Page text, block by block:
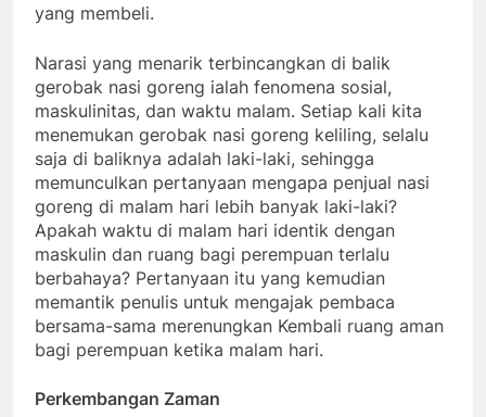
yang membeli.
Narasi yang menarik terbincangkan di balik
gerobak nasi goreng ialah fenomena sosial,
maskulinitas, dan waktu malam. Setiap kali kita
menemukan gerobak nasi goreng keliling, selalu
saja di baliknya adalah laki-laki, sehingga
memunculkan pertanyaan mengapa penjual nasi
goreng di malam hari lebih banyak laki-laki?
Apakah waktu di malam hari identik dengan
maskulin dan ruang bagi perempuan terlalu
berbahaya? Pertanyaan itu yang kemudian
memantik penulis untuk mengajak pembaca
bersama-sama merenungkan Kembali ruang aman
bagi perempuan ketika malam hari.
Perkembangan Zaman